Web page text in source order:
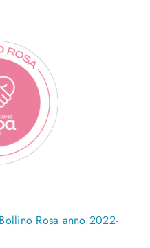
Rosa anno 2022-